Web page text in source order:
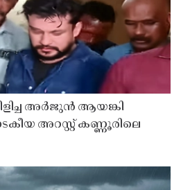
അർജുൻ ആയങ്കി
അറസ്റ്റ് കണ്ണൂരിലെ